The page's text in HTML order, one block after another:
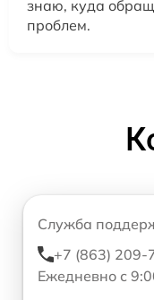
знаю, куда
проблем.
Служба
+7 (863) 209-
Ежедневно с